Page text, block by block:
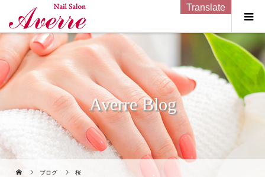
Averre Blog
ブログ 桜
Translate